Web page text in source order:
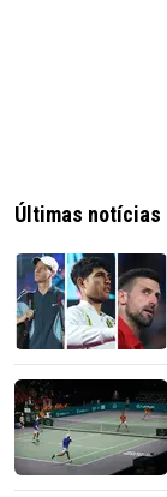
Últimas notícias